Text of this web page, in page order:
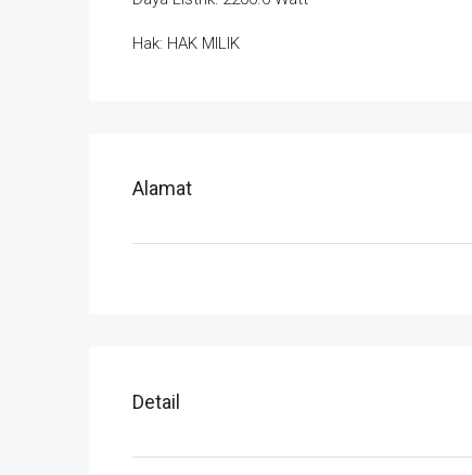
Hak: HAK MILIK
Alamat
Detail